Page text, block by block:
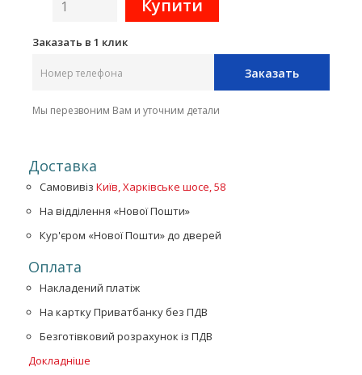
Заказать в 1 клик
Заказать
Мы перезвоним Вам и уточним детали
Доставка
Самовивіз Київ, Харківське шосе, 58
На відділення «Нової Пошти»
Кур'єром «Нової Пошти» до дверей
Оплата
Накладений платіж
На картку Приватбанку без ПДВ
Безготівковий розрахунок із ПДВ
Докладніше